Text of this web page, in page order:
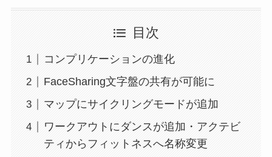
目次
コンプリケーションの進化
FaceSharing文字盤の共有が可能に
マップにサイクリングモードが追加
ワークアウトにダンスが追加・アクテビ
ティからフィットネスへ名称変更